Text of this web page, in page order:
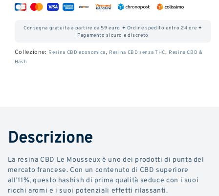
quantità
di
CBD
quantità
di
spumante
al
Consegna gratuita a partire da 59 euro ✦ Ordine spedito entro 24 ore ✦
Pagamento sicuro e discreto
Collezione: Resina CBD economica, Resina CBD senza THC, Resina CBD &
Hash
Descrizione
La resina CBD Le Mousseux è uno dei prodotti di punta del
mercato francese. Con un contenuto di CBD superiore
all'11%, questo hashish di prima qualità seduce con i suoi
ricchi aromi e i suoi potenziali effetti rilassanti.